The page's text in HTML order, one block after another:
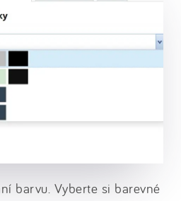
barvu. Vyberte si barevné